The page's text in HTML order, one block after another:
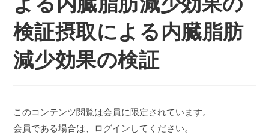
検証摂取による内臓脂肪
減少効果の検証
このコンテンツ閲覧は会員に限定されています。
会員である場合は、ログインしてください。